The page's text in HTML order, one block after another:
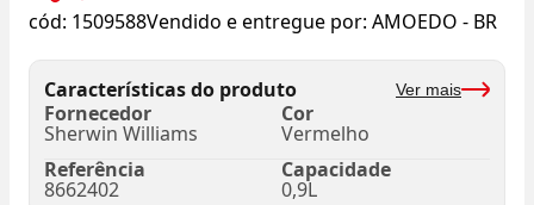
cód: 1509588Vendido e entregue por: AMOEDO - BR
Características do produto Ver mais
Fornecedor
Sherwin Williams
Cor
Vermelho
Referência
8662402
Capacidade
0,9L